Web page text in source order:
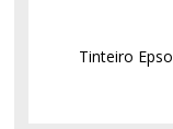
Tinteiro